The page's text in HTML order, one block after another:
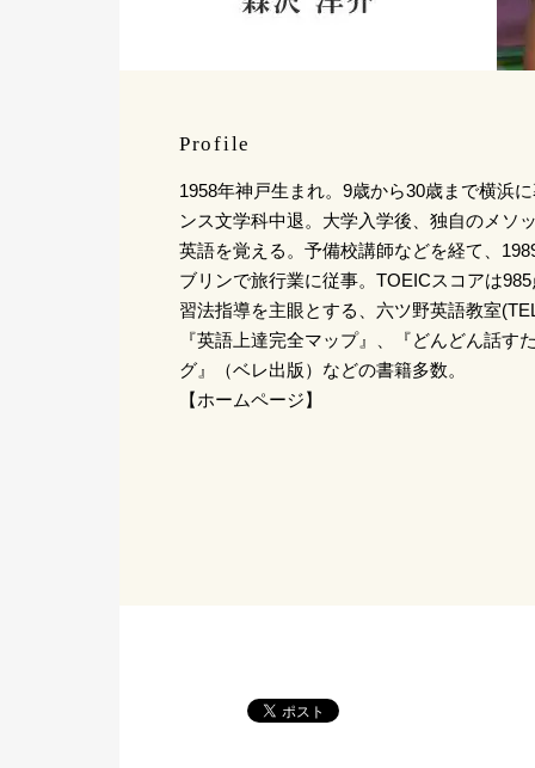
Profile
1958年神戸生まれ。9歳から30歳まで横浜
ンス文学科中退。大学入学後、独自のメソ
英語を覚える。予備校講師などを経て、
ブリンで旅行業に従事。TOEICスコアは
習法指導を主眼とする、六ツ野英語教室
『英語上達完全マップ』、『どんどん話す
グ』（ベレ出版）などの書籍多数。
【ホームページ】